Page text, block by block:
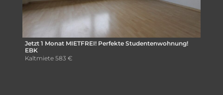
Jetzt 1 Monat MIETFREI! Perfekte Studentenwohnung!
EBK
Kaltmiete 583 €